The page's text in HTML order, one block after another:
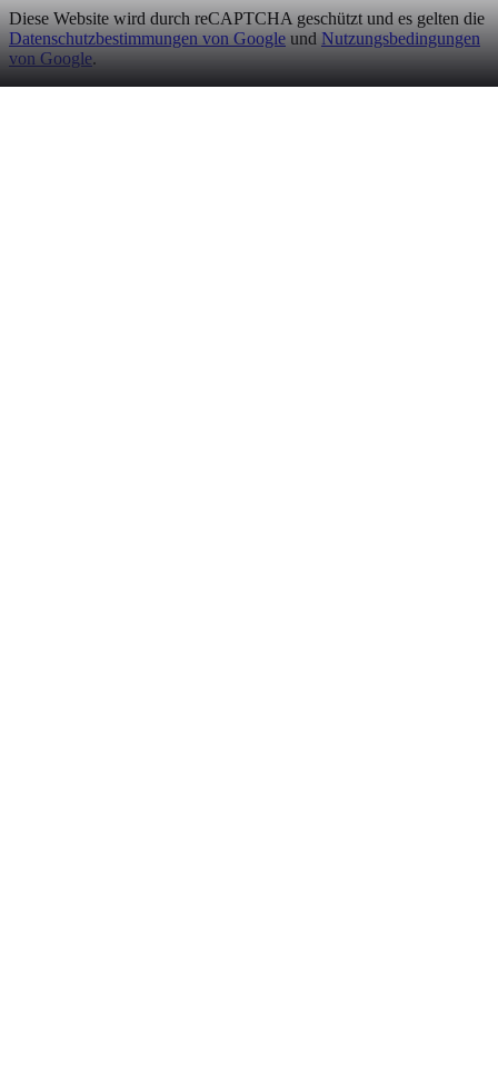
Diese Website wird durch reCAPTCHA geschützt und es gelten die
Datenschutzbestimmungen von Google und Nutzungsbedingungen
von Google.